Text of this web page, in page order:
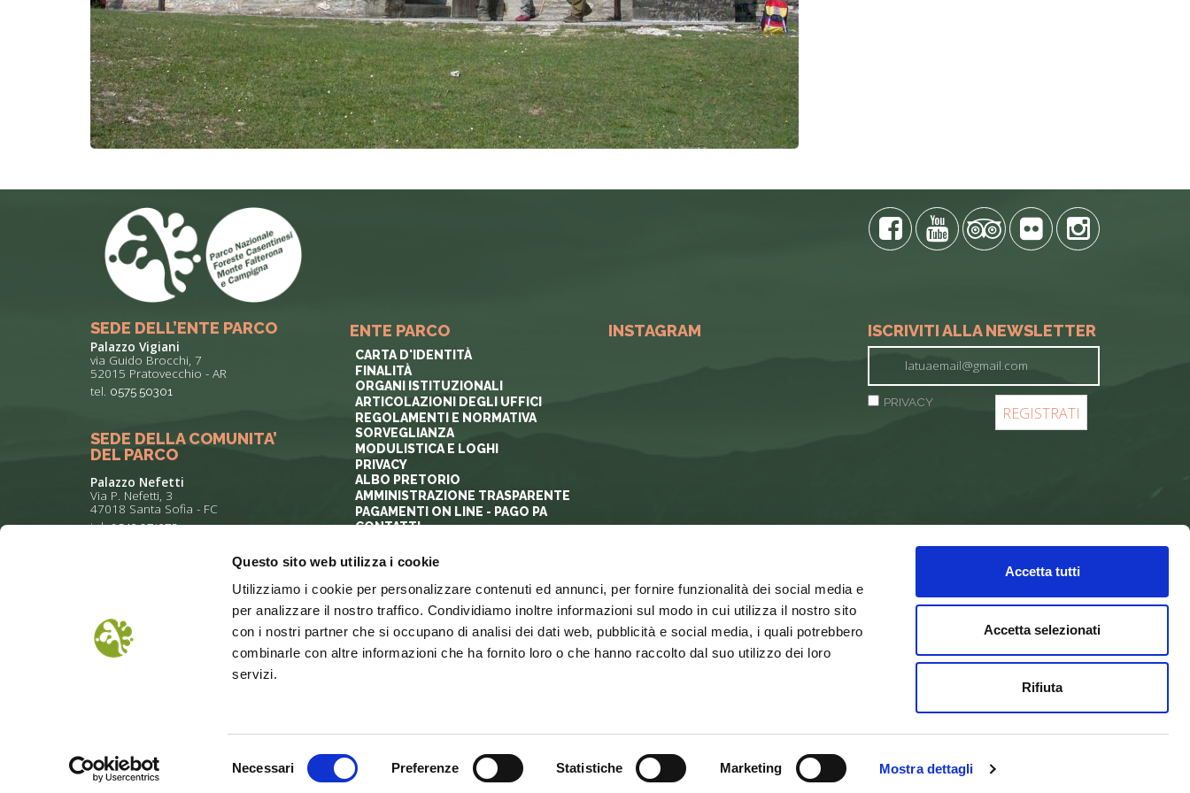
Questo sito web utilizza i cookie
Utilizziamo i cookie per personalizzare contenuti ed annunci, per fornire funzionalità dei social media e
per analizzare il nostro traffico. Condividiamo inoltre informazioni sul modo in cui utilizza il nostro sito
con i nostri partner che si occupano di analisi dei dati web, pubblicità e social media, i quali potrebbero
combinarle con altre informazioni che ha fornito loro o che hanno raccolto dal suo utilizzo dei loro
servizi.
Necessari Preferenze Statistiche Marketing Mostra dettagli
Accetta tutti
Accetta selezionati
Rifiuta
SEDE DELL’ENTE PARCO
Palazzo Vigiani
via Guido Brocchi, 7
52015 Pratovecchio - AR
tel. 0575 50301
SEDE DELLA COMUNITA’
DEL PARCO
Palazzo Nefetti
Via P. Nefetti, 3
47018 Santa Sofia - FC
tel.0543 971375
info@parcoforestecasentinesi.it
ENTE PARCO
CARTA D'IDENTITÀ
FINALITÀ
ORGANI ISTITUZIONALI
ARTICOLAZIONI DEGLI UFFICI
REGOLAMENTI E NORMATIVA
SORVEGLIANZA
MODULISTICA E LOGHI
PRIVACY
ALBO PRETORIO
AMMINISTRAZIONE TRASPARENTE
PAGAMENTI ON LINE - PAGO PA
CONTATTI
INSTAGRAM ISCRIVITI ALLA NEWSLETTER
PRIVACY
COOKIE POLICY PRIVACY LINK MAPPA DEL SITO web agency Integra Solutions
© 2017 Tutti i diritti riservati - Ente Parco Nazionale delle Foreste Casentinesi Monte Falterona e Campigna